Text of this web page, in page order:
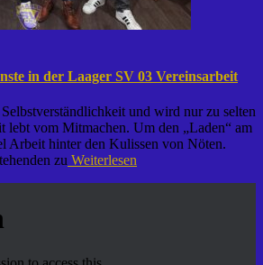
in der Laager SV 03 Vereinsarbeit
und wird nur zu selten
lebt vom Mitmachen. Um den „Laden“ am
Arbeit hinter den Kulissen von Nöten.
zu Weiterlesen